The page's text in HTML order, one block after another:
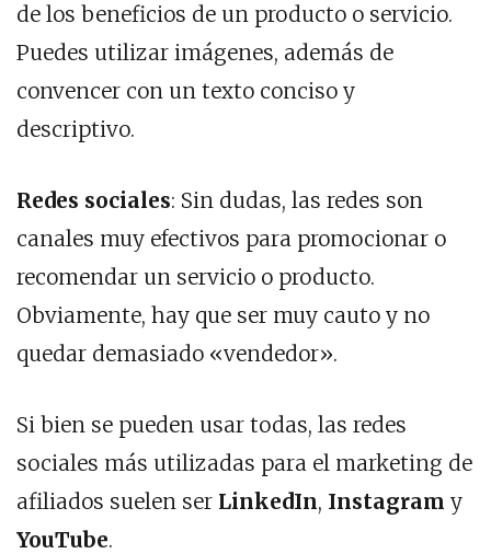
de los beneficios de un producto o servicio.
Puedes utilizar imágenes, además de
convencer con un texto conciso y
descriptivo.
Redes sociales: Sin dudas, las redes son
canales muy efectivos para promocionar o
recomendar un servicio o producto.
Obviamente, hay que ser muy cauto y no
quedar demasiado «vendedor».
Si bien se pueden usar todas, las redes
sociales más utilizadas para el marketing de
afiliados suelen ser LinkedIn, Instagram y
YouTube.